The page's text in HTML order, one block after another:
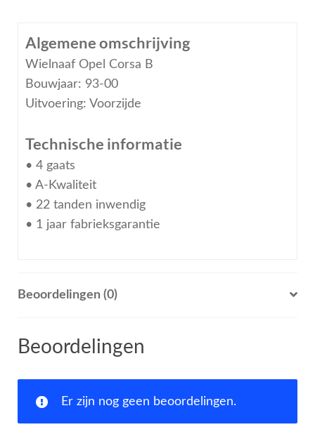
Algemene omschrijving
Wielnaaf Opel Corsa B
Bouwjaar: 93-00
Uitvoering: Voorzijde
Technische informatie
• 4 gaats
• A-Kwaliteit
• 22 tanden inwendig
• 1 jaar fabrieksgarantie
Beoordelingen (0)
Beoordelingen
Er zijn nog geen beoordelingen.